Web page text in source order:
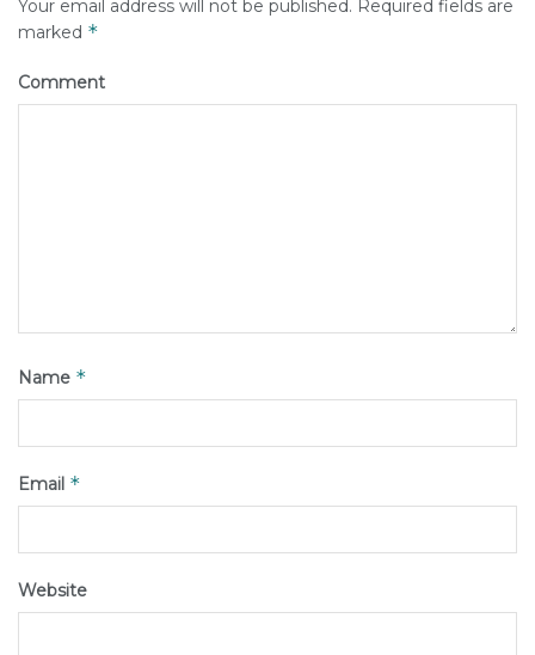
Your email address will not be published. Required fields are
marked *
Comment
Name *
Email *
Website